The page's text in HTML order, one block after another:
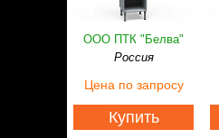
ООО ПТК "Белва"
Россия
Цена по запросу
Купить